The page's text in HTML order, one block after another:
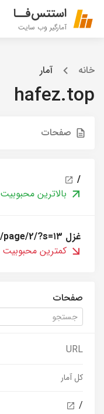
استتس‌فــا
آمارگیر وب سایت
خانه آمار
hafez.top
صفحات
/
بالاترین محبوبیت
/page/2/?s=غزل ۱۳
کمترین محبوبیت
صفحات
URL
کل آمار
/